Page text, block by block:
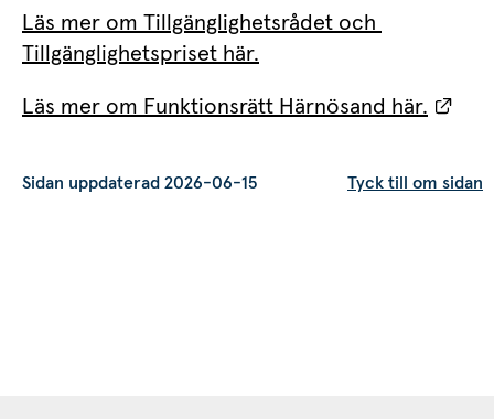
Läs mer om Tillgänglighetsrådet och
Tillgänglighetspriset här.
Läs mer om Funktionsrätt Härnösand här.
Sidan uppdaterad 2026-06-15 Tyck till om sidan